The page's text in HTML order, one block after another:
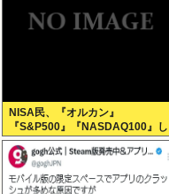
NISA民、『オルカン』
『S&P500』『NASDAQ100』し
か買わない